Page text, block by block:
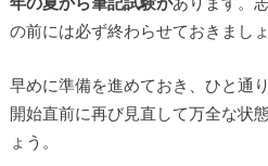
の前には必ず終わらせておきましょ
早めに準備を進めておき、ひと通
開始直前に再び見直して万全な状
ょう。